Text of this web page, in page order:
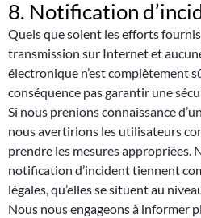
8. Notification
Quels que soient les efforts
transmission sur Internet et
électronique n’est complètement
conséquence pas garantir une
Si nous prenions connaissance
nous avertirions les utilisateurs
prendre les mesures appropriées.
notification d’incident tiennent
légales, qu’elles se situent au
Nous nous engageons à informer